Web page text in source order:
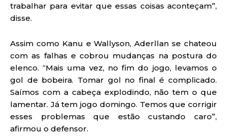
trabalhar para evitar que essas coisas aconteçam”,
disse.
Assim como Kanu e Wallyson, Aderllan se chateou
com as falhas e cobrou mudanças na postura do
elenco. “Mais uma vez, no fim do jogo, levamos o
gol de bobeira. Tomar gol no final é complicado.
Saímos com a cabeça explodindo, não tem o que
lamentar. Já tem jogo domingo. Temos que corrigir
esses problemas que estão custando caro”,
afirmou o defensor.